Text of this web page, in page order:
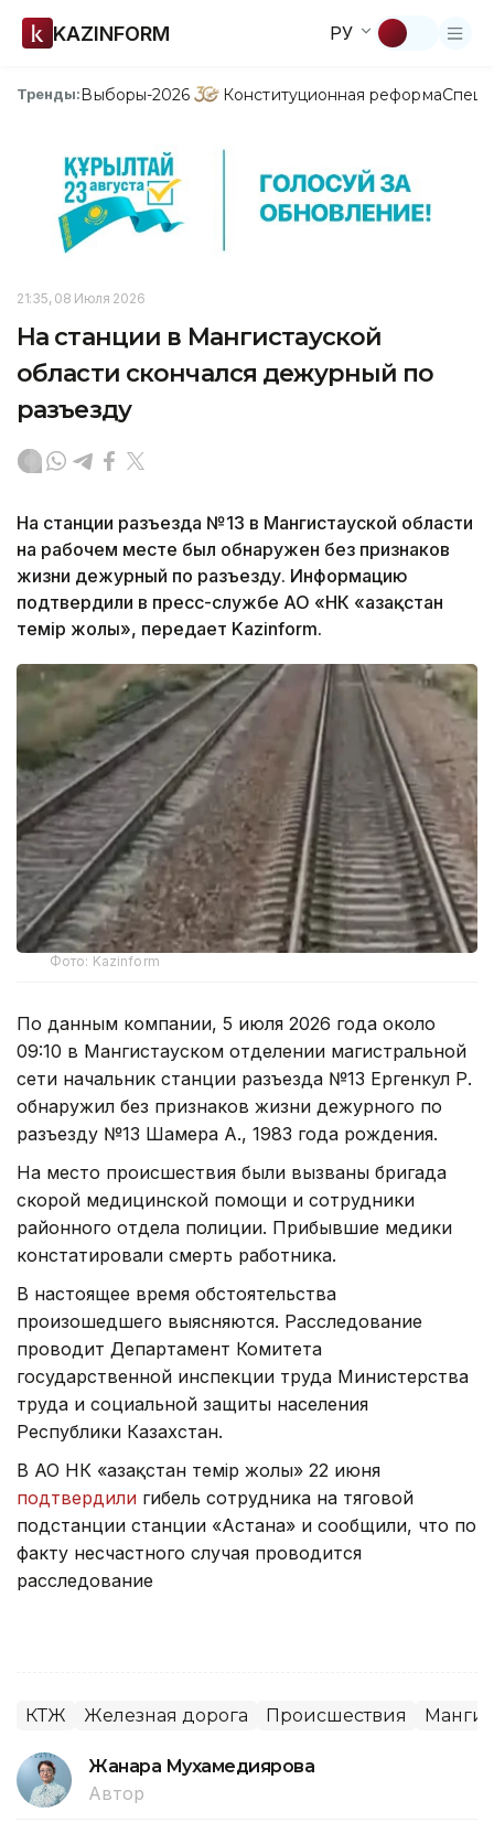
KAZINFORM РУ
Тренды:Выборы-2026 Конституционная реформа
21:35, 08 Июля 2026
На станции в Мангистауской
области скончался дежурный по
разъезду
На станции разъезда №13 в Мангистауской области
на рабочем месте был обнаружен без признаков
жизни дежурный по разъезду. Информацию
подтвердили в пресс-службе АО «НК «Қазақстан
темір жолы», передает Kazinform.
Фото: Kazinform
По данным компании, 5 июля 2026 года около
09:10 в Мангистауском отделении магистральной
сети начальник станции разъезда №13 Ергенкул Р.
обнаружил без признаков жизни дежурного по
разъезду №13 Шамера А., 1983 года рождения.
На место происшествия были вызваны бригада
скорой медицинской помощи и сотрудники
районного отдела полиции. Прибывшие медики
констатировали смерть работника.
В настоящее время обстоятельства
произошедшего выясняются. Расследование
проводит Департамент Комитета
государственной инспекции труда Министерства
труда и социальной защиты населения
Республики Казахстан.
В АО НК «Қазақстан темір жолы» 22 июня
подтвердили гибель сотрудника на тяговой
подстанции станции «Астана» и сообщили, что по
факту несчастного случая проводится
расследование
КТЖ Железная дорога Происшествия
Жанара Мухамедиярова
Автор